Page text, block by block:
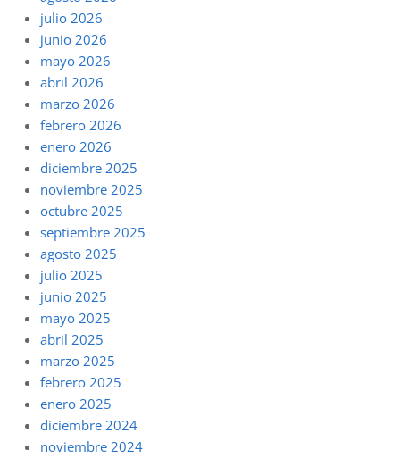
julio 2026
junio 2026
mayo 2026
abril 2026
marzo 2026
febrero 2026
enero 2026
diciembre 2025
noviembre 2025
octubre 2025
septiembre 2025
agosto 2025
julio 2025
junio 2025
mayo 2025
abril 2025
marzo 2025
febrero 2025
enero 2025
diciembre 2024
noviembre 2024